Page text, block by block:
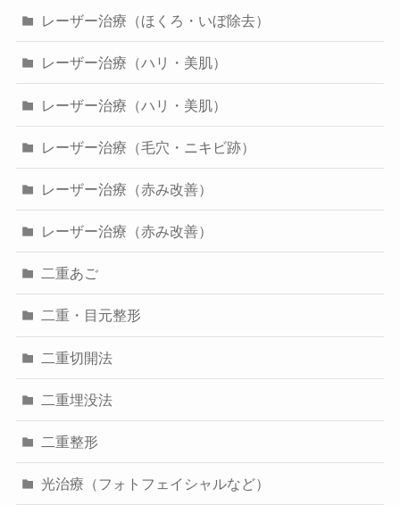
レーザー治療（ほくろ・いぼ除去）
レーザー治療（ハリ・美肌）
レーザー治療（ハリ・美肌）
レーザー治療（毛穴・ニキビ跡）
レーザー治療（赤み改善）
レーザー治療（赤み改善）
二重あご
二重・目元整形
二重切開法
二重埋没法
二重整形
光治療（フォトフェイシャルなど）